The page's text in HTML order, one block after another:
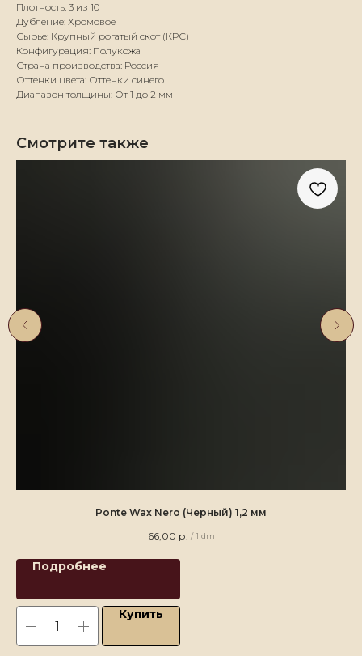
Плотность: 3 из 10
Дубление: Хромовое
Сырье: Крупный рогатый скот (КРС)
Конфигурация: Полукожа
Страна производства: Россия
Оттенки цвета: Оттенки синего
Диапазон толщины: От 1 до 2 мм
Смотрите также
Ponte Wax Nero (Черный) 1,2 мм
66,00 р. / 1 dm
Подробнее
Купить